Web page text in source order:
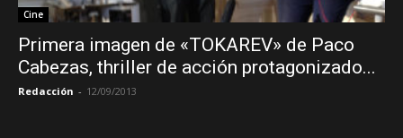
Cine
Primera imagen de «TOKAREV» de Paco
Cabezas, thriller de acción protagonizado...
Redacción - 12/09/2013